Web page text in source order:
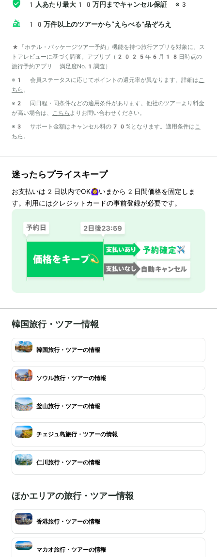
1人あたり最大10万円までキャンセル保証 ※3
10万件以上のツアーから“えらべる”品ぞろえ
*「ホテル・パッケージツアー予約」機能を持つ旅行アプリを対象に、ス
トアレビューに基づく調査。アプリブ（2025年6月18日時点の
旅行予約アプリ 満足度No.1調査）
※1 会員ステータスに応じてポイントの還元率が異なります。詳細は こ
ちら 。
※2 同日程・同条件などの適用条件があります。他社のツアーより料金
が高い場合は、
こちら よりお問い合わせください。
※3 サポート金額はキャンセル料の70%となります。適用条件は こ
ちら 。
迷ったらプライスキープ
お支払いは 2 日以内でOK🙆‍♀️いまから 2 日間価格を固定しま
す。利用にはクレジットカードの事前登録が必要です。
韓国旅行・ツアー情報
韓国旅行・ツアーの情報
ソウル旅行・ツアーの情報
釜山旅行・ツアーの情報
チェジュ島旅行・ツアーの情報
仁川旅行・ツアーの情報
ほかエリアの旅行・ツアー情報
香港旅行・ツアーの情報
マカオ旅行・ツアーの情報